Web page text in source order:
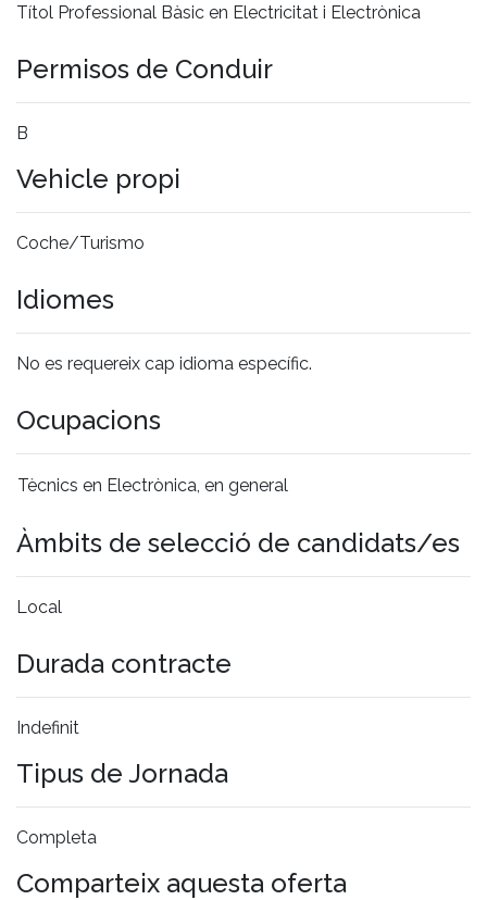
Títol Professional Bàsic en Electricitat i Electrònica
Permisos de Conduir
B
Vehicle propi
Coche/Turismo
Idiomes
No es requereix cap idioma específic.
Ocupacions
Tècnics en Electrònica, en general
Àmbits de selecció de candidats/es
Local
Durada contracte
Indefinit
Tipus de Jornada
Completa
Comparteix aquesta oferta